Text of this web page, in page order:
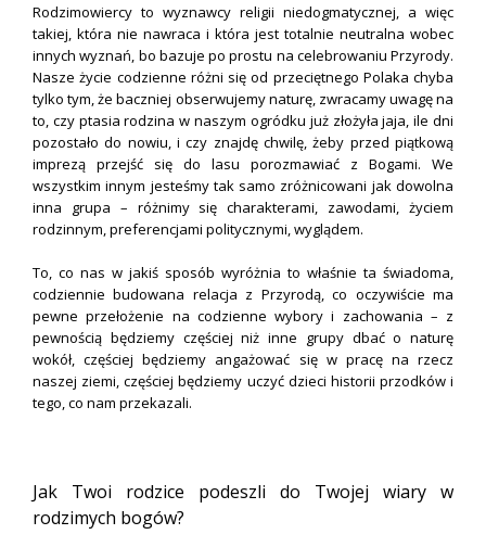
Rodzimowiercy to wyznawcy religii niedogmatycznej, a więc
takiej, która nie nawraca i która jest totalnie neutralna wobec
innych wyznań, bo bazuje po prostu na celebrowaniu Przyrody.
Nasze życie codzienne różni się od przeciętnego Polaka chyba
tylko tym, że baczniej obserwujemy naturę, zwracamy uwagę na
to, czy ptasia rodzina w naszym ogródku już złożyła jaja, ile dni
pozostało do nowiu, i czy znajdę chwilę, żeby przed piątkową
imprezą przejść się do lasu porozmawiać z Bogami. We
wszystkim innym jesteśmy tak samo zróżnicowani jak dowolna
inna grupa – różnimy się charakterami, zawodami, życiem
rodzinnym, preferencjami politycznymi, wyglądem.
To, co nas w jakiś sposób wyróżnia to właśnie ta świadoma,
codziennie budowana relacja z Przyrodą, co oczywiście ma
pewne przełożenie na codzienne wybory i zachowania – z
pewnością będziemy częściej niż inne grupy dbać o naturę
wokół, częściej będziemy angażować się w pracę na rzecz
naszej ziemi, częściej będziemy uczyć dzieci historii przodków i
tego, co nam przekazali.
Jak Twoi rodzice podeszli do Twojej wiary w
rodzimych bogów?